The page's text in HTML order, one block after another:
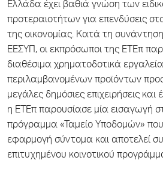
Ελλάδα έχει βαθιά γνώση των
προτεραιοτήτων για επενδύσεις
της οικονομίας. Κατά τη
ΕΕΣΥΠ, οι εκπρόσωποι της ΕΤΕπ
διαθέσιμα χρηματοδοτικά
περιλαμβανομένων προϊόντων
μεγάλες δημόσιες επιχειρήσεις
η ΕΤΕπ παρουσίασε μία εισαγωγή
πρόγραμμα «Ταμείο Υποδομών»
εφαρμογή σύντομα και αποτελεί
επιτυχημένου κοινοτικού